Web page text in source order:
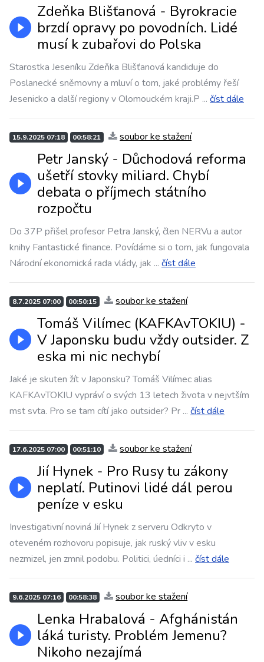
Zdeňka Blišťanová - Byrokracie
brzdí opravy po povodních. Lidé
musí k zubařovi do Polska
Starostka Jeseníku Zdeňka Blišťanová kandiduje do
Poslanecké sněmovny a mluví o tom, jaké problémy řeší
Jesenicko a další regiony v Olomouckém kraji.P ... číst dále
15.9.2025 07:18 00:58:21 soubor ke stažení
Petr Janský - Důchodová reforma
ušetří stovky miliard. Chybí
debata o příjmech státního
rozpočtu
Do 37P přišel profesor Petra Janský, člen NERVu a autor
knihy Fantastické finance. Povídáme si o tom, jak fungovala
Národní ekonomická rada vlády, jak ... číst dále
8.7.2025 07:00 00:50:15 soubor ke stažení
Tomáš Vilímec (KAFKAvTOKIU) -
V Japonsku budu vždy outsider. Z
eska mi nic nechybí
Jaké je skuten žít v Japonsku? Tomáš Vilímec alias
KAFKAvTOKIU vypráví o svých 13 letech života v nejvtším
mst svta. Pro se tam cítí jako outsider? Pr ... číst dále
17.6.2025 07:00 00:51:10 soubor ke stažení
Jií Hynek - Pro Rusy tu zákony
neplatí. Putinovi lidé dál perou
peníze v esku
Investigativní noviná Jií Hynek z serveru Odkryto v
oteveném rozhovoru popisuje, jak ruský vliv v esku
nezmizel, jen zmnil podobu. Politici, úedníci i ... číst dále
9.6.2025 07:16 00:58:38 soubor ke stažení
Lenka Hrabalová - Afghánistán
láká turisty. Problém Jemenu?
Nikoho nezajímá